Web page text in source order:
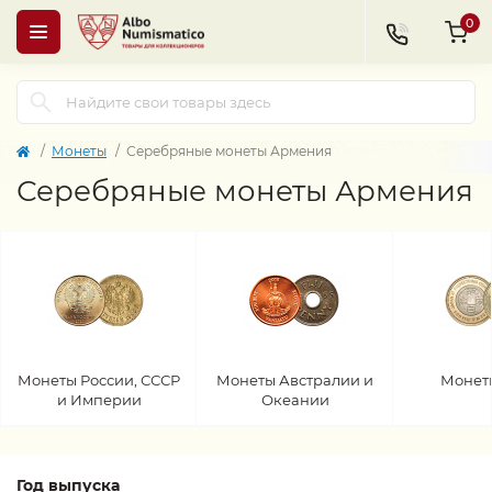
0
Монеты Серебряные монеты Армения
Серебряные монеты Армения
Монеты России, СССР
и Империи
Монеты Австралии и
Океании
Год выпуска